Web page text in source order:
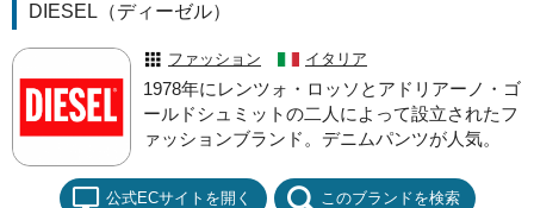
DIESEL（ディーゼル）
ファッション イタリア
1978年にレンツォ・ロッソとアドリアーノ・ゴ
ールドシュミットの二人によって設立されたフ
ァッションブランド。デニムパンツが人気。
公式ECサイトを開く このブランドを検索